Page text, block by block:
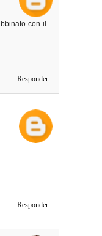
con il
Responder
Responder